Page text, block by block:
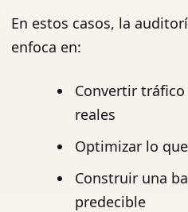
En estos casos, la
enfoca en:
Convertir
reales
Optimizar lo
Construir una
predecible